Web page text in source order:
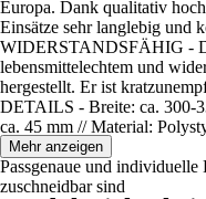
Europa. Dank qualitativ
Einsätze sehr langlebig und
WIDERSTANDSFÄHIG -
lebensmittelechtem und
hergestellt. Er ist
DETAILS - Breite: ca. 300-
ca. 45 mm // Material:
Passgenaue und
zuschneidbar sind
Mehr anzeigen